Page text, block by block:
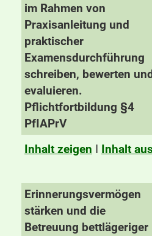
im Rahmen von
Praxisanleitung und
praktischer
Examensdurchführung
schreiben, bewerten
evaluieren.
Pflichtfortbildung §4
PfIAPrV
Inhalt zeigen I Inhalt
Erinnerungsvermögen
stärken und die
Betreuung bettlägeriger